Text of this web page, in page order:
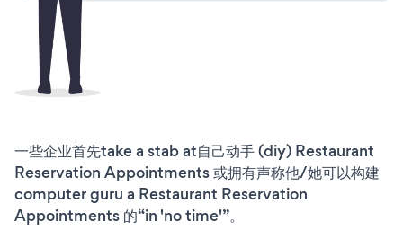
一些企业首先take a stab at自己动手 (diy) Restaurant
Reservation Appointments 或拥有声称他/她可以构建
computer guru a Restaurant Reservation
Appointments 的“in 'no time'”。